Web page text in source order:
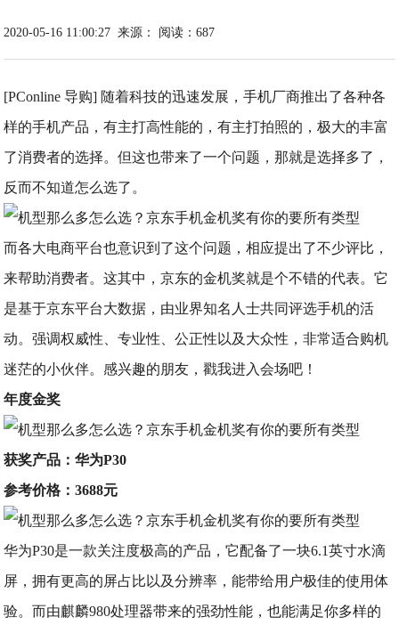
2020-05-16 11:00:27 来源： 阅读：687
[PConline 导购] 随着科技的迅速发展，手机厂商推出了各种各
样的手机产品，有主打高性能的，有主打拍照的，极大的丰富
了消费者的选择。但这也带来了一个问题，那就是选择多了，
反而不知道怎么选了。
而各大电商平台也意识到了这个问题，相应提出了不少评比，
来帮助消费者。这其中，京东的金机奖就是个不错的代表。它
是基于京东平台大数据，由业界知名人士共同评选手机的活
动。强调权威性、专业性、公正性以及大众性，非常适合购机
迷茫的小伙伴。感兴趣的朋友，戳我进入会场吧！
年度金奖
获奖产品：华为P30
参考价格：3688元
华为P30是一款关注度极高的产品，它配备了一块6.1英寸水滴
屏，拥有更高的屏占比以及分辨率，能带给用户极佳的使用体
验。而由麒麟980处理器带来的强劲性能，也能满足你多样的